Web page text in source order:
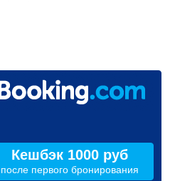
Кешбэк 1000 руб
после первого бронирования